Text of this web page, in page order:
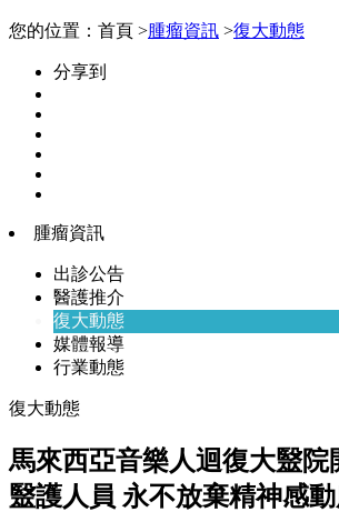
您的位置：首頁 >腫瘤資訊 >復大動態
分享到
腫瘤資訊
出診公告
醫護推介
復大動態
媒體報導
行業動態
復大動態
馬來西亞音樂人迴復大毉院
毉護人員 永不放棄精神感